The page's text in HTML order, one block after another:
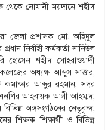
থেকে নোমানী ময়দানে শহীদ
জেলা প্রশাসক মো. অহিদুল
নির্বাহী কর্মকর্তা সানিউল
হোসেন শহীদ সোহরাওয়ার্দী
অধ্যক্ষ আব্দুস সাত্তার,
কমান্ডার আব্দুর রহমান, সদর
আহবায়ক আলী আহম্মদ,
অঙ্গসংগঠনের নেতৃবৃন্দ,
শিক্ষক শিক্ষার্থী ও বিভিন্ন